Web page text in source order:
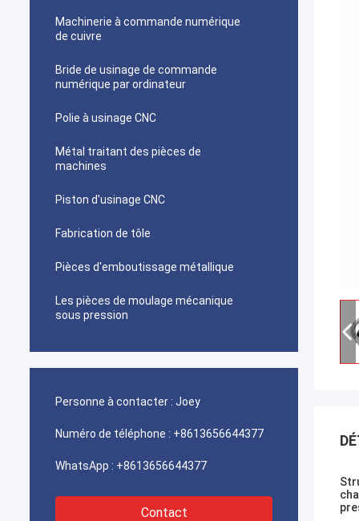
Machinerie à commande numérique
de cuivre
Bride de usinage de commande
numérique par ordinateur
Polie à usinage CNC
Métal traitant des pièces de
machines
Piston d'usinage CNC
Fabrication de tôle
Pièces d'emboutissage métallique
Les pièces de moulage mécanique
sous pression
Personne à contacter : Joey
Numéro de téléphone : +8613656644377
WhatsApp : +8613656644377
Contact